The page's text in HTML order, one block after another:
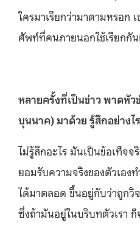
ใครมาเรียกว่ามาดามหรอก
ศัพท์ที่คนภายนอกใช้เรียกกัน
หลายครั้งที่เป็นข่าว พาดหั
บุนนาค)มาด้วย รู้สึกอย่างไ
ไม่รู้สึกอะไร มันเป็นข้อเท็จจ
ยอมรับความจริงของตัวเอง
ได้มาตลอด ขึ้นอยู่กับว่าถูกวิ
ซึ่งถ้ามันอยู่ในบริบทตัวเรา